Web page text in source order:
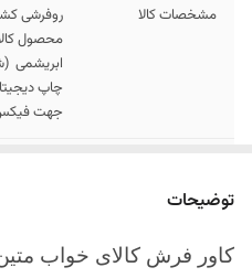
مشخصات کالا
روفرشی
محصول
ابریشمی
چاپ
جهت
ارسال کالا
آینده
توضیحات
کاور فرش کالای خواب